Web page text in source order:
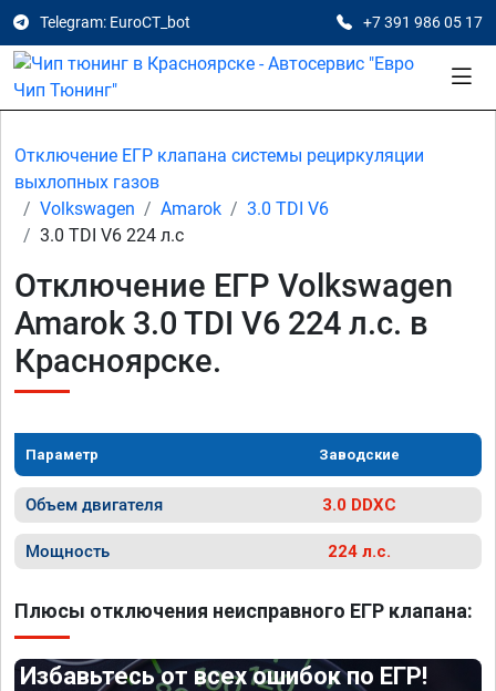
Telegram: EuroCT_bot +7 391 986 05 17
Отключение ЕГР клапана системы рециркуляции
выхлопных газов
Volkswagen
Amarok
3.0 TDI V6
3.0 TDI V6 224 л.с
Отключение ЕГР Volkswagen
Amarok 3.0 TDI V6 224 л.с. в
Красноярске.
Параметр Заводские
Объем двигателя 3.0 DDXC
Мощность 224 л.с.
Плюсы отключения неисправного ЕГР клапана:
Избавьтесь от всех ошибок по ЕГР!